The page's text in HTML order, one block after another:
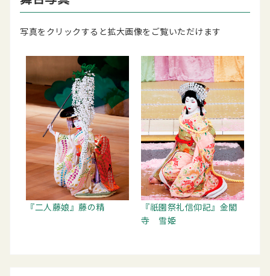
写真をクリックすると拡大画像をご覧いただけます
『二人藤娘』藤の精
『祇園祭礼信仰記』金閣
寺 雪姫